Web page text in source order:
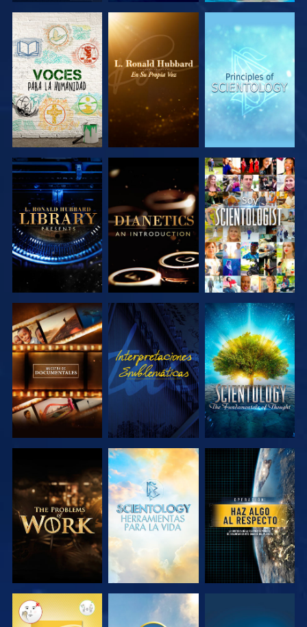
EXPLORA LAS
SERIES
EXPLORA LAS
SERIES
EXPLORA LAS
SERIES
EXPLORA LAS
SERIES
EXPLORA LAS
SERIES
VE
EXPLORA LAS
SERIES
VE
EXPLORA LAS
SERIES
EXPLORA LAS
SERIES
EXPLORA LAS
SERIES
VE